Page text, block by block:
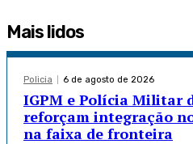
Mais lidos
Policia 6 de agosto de 2026
IGPM e Polícia Militar
reforçam integração
na faixa de fronteira